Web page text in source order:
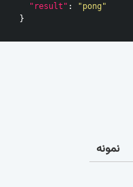
"result" :
"pong"
}
نمونه